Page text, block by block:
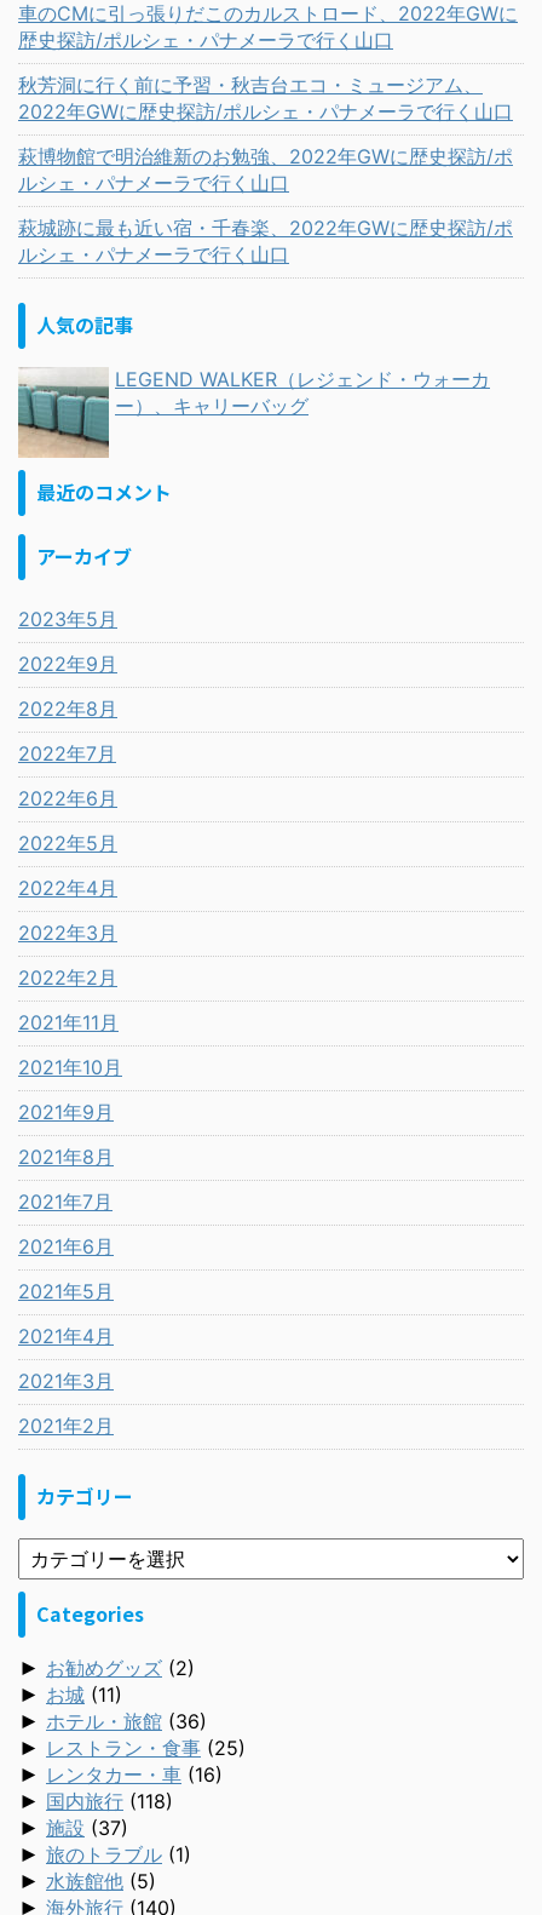
車のCMに引っ張りだこのカルストロード、2022年GWに
歴史探訪/ポルシェ・パナメーラで行く山口
秋芳洞に行く前に予習・秋吉台エコ・ミュージアム、
2022年GWに歴史探訪/ポルシェ・パナメーラで行く山口
萩博物館で明治維新のお勉強、2022年GWに歴史探訪/ポ
ルシェ・パナメーラで行く山口
萩城跡に最も近い宿・千春楽、2022年GWに歴史探訪/ポ
ルシェ・パナメーラで行く山口
人気の記事
LEGEND WALKER（レジェンド・ウォーカ
ー）、キャリーバッグ
最近のコメント
アーカイブ
2023年5月
2022年9月
2022年8月
2022年7月
2022年6月
2022年5月
2022年4月
2022年3月
2022年2月
2021年11月
2021年10月
2021年9月
2021年8月
2021年7月
2021年6月
2021年5月
2021年4月
2021年3月
2021年2月
カテゴリー
Categories
► お勧めグッズ (2)
► お城 (11)
► ホテル・旅館 (36)
► レストラン・食事 (25)
► レンタカー・車 (16)
► 国内旅行 (118)
► 施設 (37)
► 旅のトラブル (1)
► 水族館他 (5)
► 海外旅行 (140)